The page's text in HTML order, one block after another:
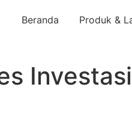
Beranda Produk &